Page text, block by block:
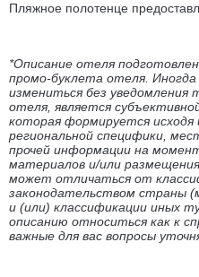
Пляжное полотенце
*Описание отеля
промо-буклета отеля.
измениться без уведомления
отеля, является
которая формируется исходя
региональной специфики,
прочей информации на
материалов и/или
может отличаться от
законодательством страны
и (или) классификации иных
описанию относиться как к
важные для вас вопросы